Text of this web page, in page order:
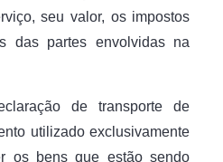
seu valor, os impostos
das partes envolvidas na
de transporte de
utilizado exclusivamente
os bens que estão sendo